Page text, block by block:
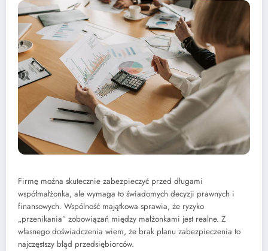
Firmę można skutecznie zabezpieczyć przed długami
współmałżonka, ale wymaga to świadomych decyzji prawnych i
finansowych. Wspólność majątkowa sprawia, że ryzyko
„przenikania” zobowiązań między małżonkami jest realne. Z
własnego doświadczenia wiem, że brak planu zabezpieczenia to
najczęstszy błąd przedsiębiorców.